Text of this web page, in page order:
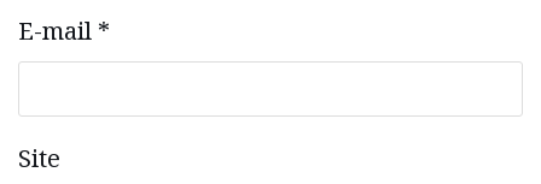
E-mail *
Site